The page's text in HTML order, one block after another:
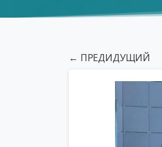
← ПРЕДИДУЩИЙ